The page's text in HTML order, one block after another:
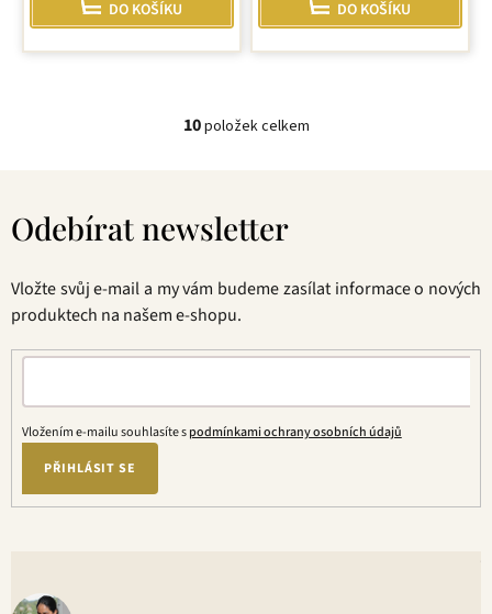
DO KOŠÍKU DO KOŠÍKU
O
d
c
í
r
k
y
10položek celkem
Odebírat newsletter
Vložte svůj e-mail a my vám budeme zasílat informace o nových
produktech na našem e-shopu.
Vložením e-mailu souhlasíte spodmínkami ochrany osobních údajů
PŘIHLÁSIT SE